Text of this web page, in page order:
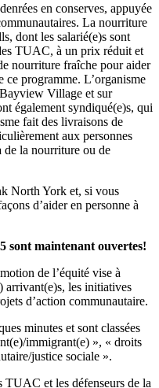
en conserves, appuyée
La nourriture
dont les salarié(e)s sont
TUAC, à un prix réduit et
nourriture fraîche pour aider
programme. L’organisme
Village et sur
également syndiqué(e)s, qui
fait des livraisons de
aux personnes
de la nourriture ou de
North York et, si vous
d’aider en personne à
sont maintenant ouvertes!
de l’équité vise à
arrivant(e)s, les initiatives
d’action communautaire.
minutes et sont classées
immigrant(e) », « droits
justice sociale ».
TUAC et les défenseurs de la